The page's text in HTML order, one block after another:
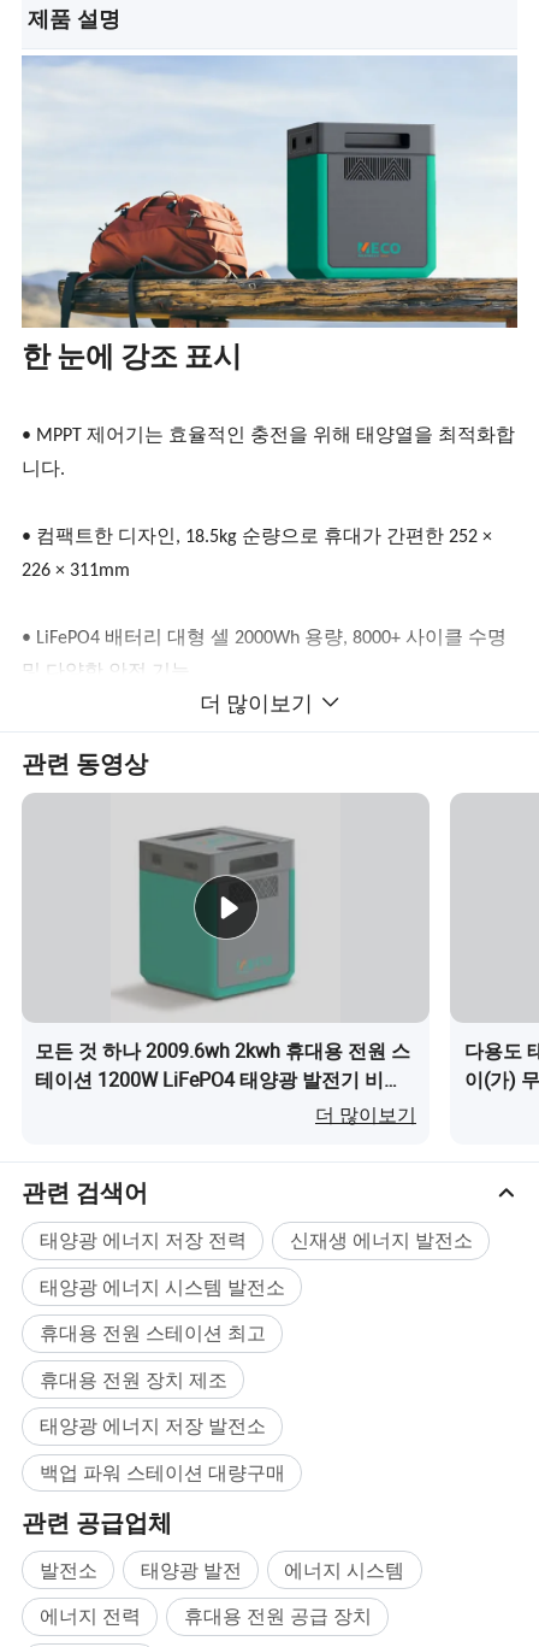
제품 설명
한 눈에 강조 표시
• MPPT 제어기는 효율적인 충전을 위해 태양열을 최적화합
니다.
• 컴팩트한 디자인, 18.5kg 순량으로 휴대가 간편한 252 ×
226 × 311mm
• LiFePO4 배터리 대형 셀 2000Wh 용량, 8000+ 사이클 수명
및 다양한 안전 기능
• 높은 변환 효율 질화 갈륨 가이 기술은 92%의 효율을 제공
합니다.
• 일체형 솔루션 내장 인버터, 배터리, BMS 및 MPPT를 통해
종합적인 전원 관리
• AC 입력 전압이 90V에서 280V로 업그레이드되어 까다로
운 전원 환경에 적합합니다.
• 강력한 출력 1200W 연속 전원으로 전화(242회 충전)에서
에어컨(2.3시간 작동)까지 다양한 제품을 지원합니다.
100W TV, 13시간 동안 150W 냉장고 등에 전력 공급
상세 사진
더 많이보기
관련 동영상
모든 것 하나 2009.6wh 2kwh 휴대용 전원 스
테이션 1200W LiFePO4 태양광 발전기 비상
백업 야외 RV 에너지 저장 파워뱅크이(가) 무
더 많이보기
다용도
이(가)
관련 검색어
태양광 에너지 저장 전력
신재생 에너지 발전소
태양광 에너지 시스템 발전소
휴대용 전원 스테이션 최고
휴대용 전원 장치 제조
태양광 에너지 저장 발전소
백업 파워 스테이션 대량구매
관련 공급업체
발전소 태양광 발전
에너지 시스템
에너지 전력
휴대용 전원 공급 장치